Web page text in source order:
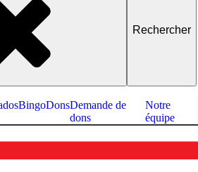
BingoDonsDemande de
dons
Notre
équipe